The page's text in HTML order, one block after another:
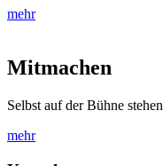
mehr
Mitmachen
Selbst auf der Bühne stehen
mehr